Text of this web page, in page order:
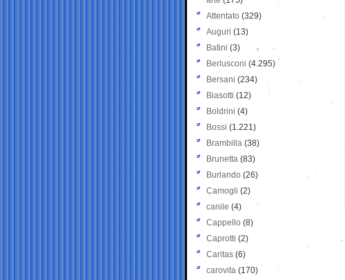
Attentato (329)
Auguri (13)
Batini (3)
Berlusconi (4.295)
Bersani (234)
Biasotti (12)
Boldrini (4)
Bossi (1.221)
Brambilla (38)
Brunetta (83)
Burlando (26)
Camogli (2)
canile (4)
Cappello (8)
Caprotti (2)
Caritas (6)
carovita (170)